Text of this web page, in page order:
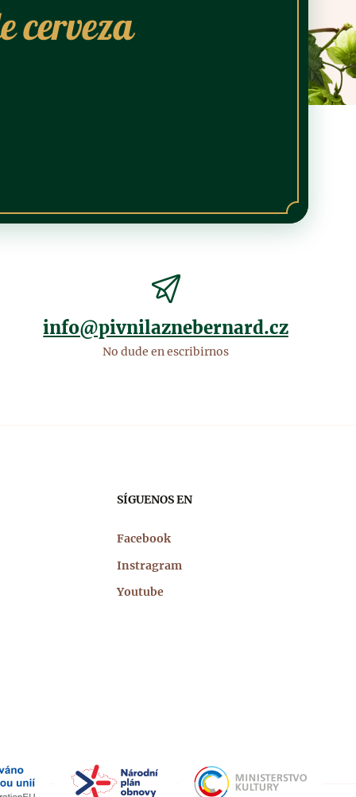
cerveza
info@pivnilaznebernard.cz
No dude en escribirnos
SÍGUENOS EN
Facebook
Instragram
Youtube